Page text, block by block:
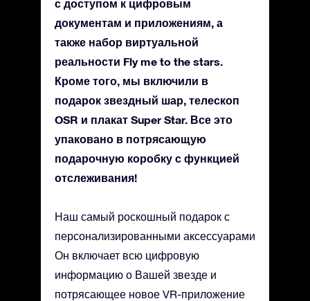
с доступом к цифровым
документам и приложениям, а
также набор виртуальной
реальности Fly me to the stars.
Кроме того, мы включили в
подарок звездный шар, телескоп
OSR и плакат Super Star. Все это
упаковано в потрясающую
подарочную коробку с функцией
отслеживания!
Наш самый роскошный подарок с
персонализированными аксессуарами
Он включает всю цифровую
информацию о Вашей звезде и
потрясающее новое VR-приложение